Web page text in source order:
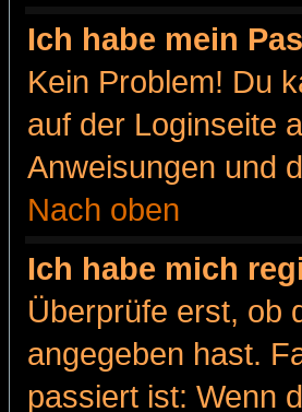
Ich habe mein
Kein Problem! Du
auf der Loginseite
Anweisungen und
Nach oben
Ich habe mich
Überprüfe erst, ob
angegeben hast.
passiert ist: Wenn